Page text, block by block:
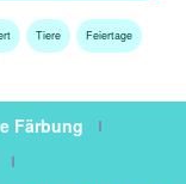
Tiere Feiertage
Färbung